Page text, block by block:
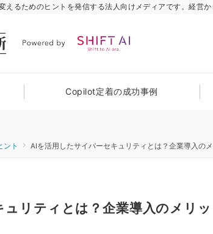
るためのヒントを発信する法人向けメディアです。経営
Copilot定着の成功事例
ント AIを活用したサイバーセキュリティとは？企業導入の
リティとは？企業導入のメリ